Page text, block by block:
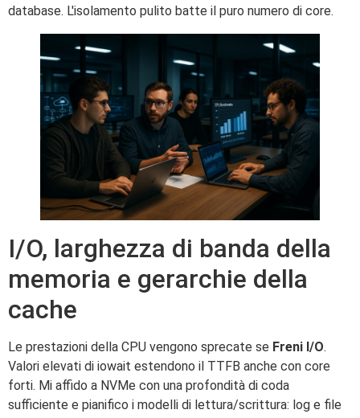
database. L'isolamento pulito batte il puro numero di core.
I/O, larghezza di banda della
memoria e gerarchie della
cache
Le prestazioni della CPU vengono sprecate se Freni I/O.
Valori elevati di iowait estendono il TTFB anche con core
forti. Mi affido a NVMe con una profondità di coda
sufficiente e pianifico i modelli di lettura/scrittura: log e file